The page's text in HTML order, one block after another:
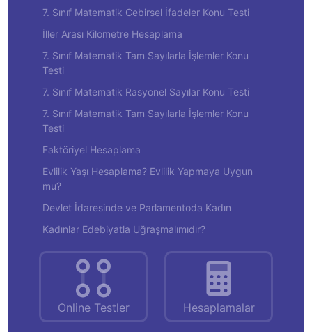
7. Sınıf Matematik Cebirsel İfadeler Konu Testi
İller Arası Kilometre Hesaplama
7. Sınıf Matematik Tam Sayılarla İşlemler Konu
Testi
7. Sınıf Matematik Rasyonel Sayılar Konu Testi
7. Sınıf Matematik Tam Sayılarla İşlemler Konu
Testi
Faktöriyel Hesaplama
Evlilik Yaşı Hesaplama? Evlilik Yapmaya Uygun
mu?
Devlet İdaresinde ve Parlamentoda Kadın
Kadınlar Edebiyatla Uğraşmalımıdır?
Online Testler Hesaplamalar